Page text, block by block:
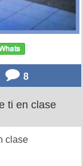
8
ti en clase
clase